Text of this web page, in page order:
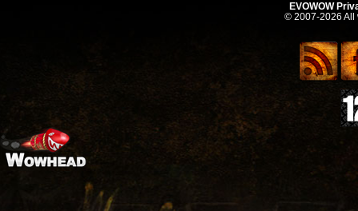
EVOWOW
© 2007-2026 All